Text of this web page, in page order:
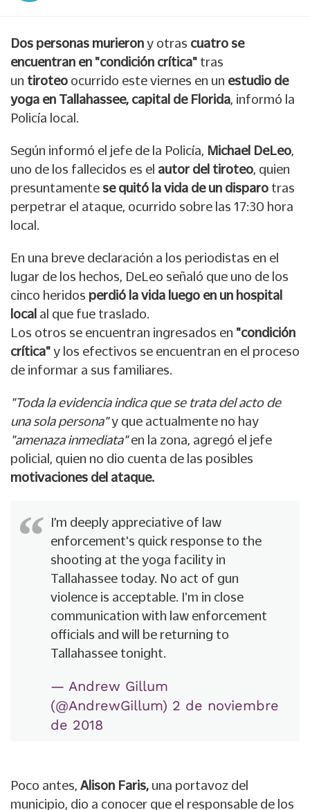
Dos personas murieron y otras cuatro se
encuentran en "condición crítica" tras
un tiroteo ocurrido este viernes en un estudio de
yoga en Tallahassee, capital de Florida, informó la
Policía local.
Según informó el jefe de la Policía, Michael DeLeo,
uno de los fallecidos es el autor del tiroteo, quien
presuntamente se quitó la vida de un disparo tras
perpetrar el ataque, ocurrido sobre las 17:30 hora
local.
En una breve declaración a los periodistas en el
lugar de los hechos, DeLeo señaló que uno de los
cinco heridos perdió la vida luego en un hospital
local al que fue traslado.
Los otros se encuentran ingresados en "condición
crítica" y los efectivos se encuentran en el proceso
de informar a sus familiares.
"Toda la evidencia indica que se trata del acto de
una sola persona"y que actualmente no hay
"amenaza inmediata"en la zona, agregó el jefe
policial, quien no dio cuenta de las posibles
motivaciones del ataque.
I’m deeply appreciative of law
enforcement's quick response to the
shooting at the yoga facility in
Tallahassee today. No act of gun
violence is acceptable. I'm in close
communication with law enforcement
officials and will be returning to
Tallahassee tonight.
— Andrew Gillum
(@AndrewGillum) 2 de noviembre
de 2018
Poco antes, Alison Faris, una portavoz del
municipio, dio a conocer que el responsable de los